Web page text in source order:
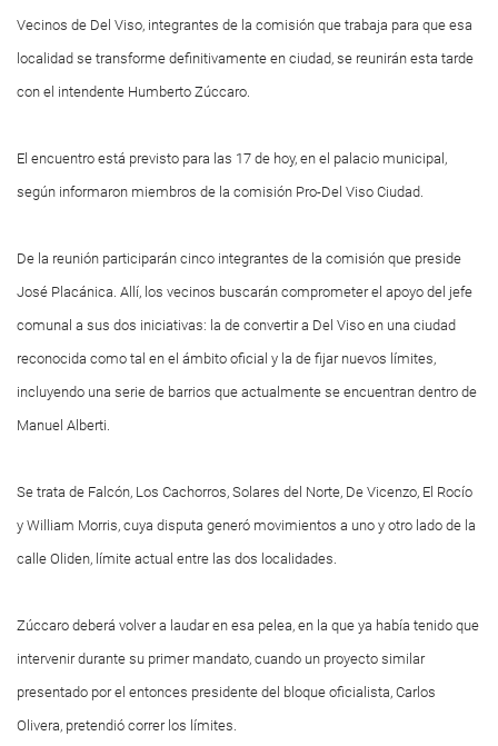
Vecinos de Del Viso, integrantes de la comisión que trabaja para que esa
localidad se transforme definitivamente en ciudad, se reunirán esta tarde
con el intendente Humberto Zúccaro.
El encuentro está previsto para las 17 de hoy, en el palacio municipal,
según informaron miembros de la comisión Pro-Del Viso Ciudad.
De la reunión participarán cinco integrantes de la comisión que preside
José Placánica. Allí, los vecinos buscarán comprometer el apoyo del jefe
comunal a sus dos iniciativas: la de convertir a Del Viso en una ciudad
reconocida como tal en el ámbito oficial y la de fijar nuevos límites,
incluyendo una serie de barrios que actualmente se encuentran dentro de
Manuel Alberti.
Se trata de Falcón, Los Cachorros, Solares del Norte, De Vicenzo, El Rocío
y William Morris, cuya disputa generó movimientos a uno y otro lado de la
calle Oliden, límite actual entre las dos localidades.
Zúccaro deberá volver a laudar en esa pelea, en la que ya había tenido que
intervenir durante su primer mandato, cuando un proyecto similar
presentado por el entonces presidente del bloque oficialista, Carlos
Olivera, pretendió correr los límites.